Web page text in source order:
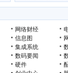
CFS第十五届财
商业向善，生态
网络财经
信息图
集成系统
数码要闻
硬件